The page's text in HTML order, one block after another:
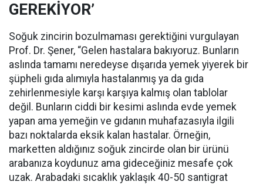
GEREKİYOR’
Soğuk zincirin bozulmaması gerektiğini vurgulayan
Prof. Dr. Şener, “Gelen hastalara bakıyoruz. Bunların
aslında tamamı neredeyse dışarıda yemek yiyerek bir
şüpheli gıda alımıyla hastalanmış ya da gıda
zehirlenmesiyle karşı karşıya kalmış olan tablolar
değil. Bunların ciddi bir kesimi aslında evde yemek
yapan ama yemeğin ve gıdanın muhafazasıyla ilgili
bazı noktalarda eksik kalan hastalar. Örneğin,
marketten aldığınız soğuk zincirde olan bir ürünü
arabanıza koydunuz ama gideceğiniz mesafe çok
uzak. Arabadaki sıcaklık yaklaşık 40-50 santigrat